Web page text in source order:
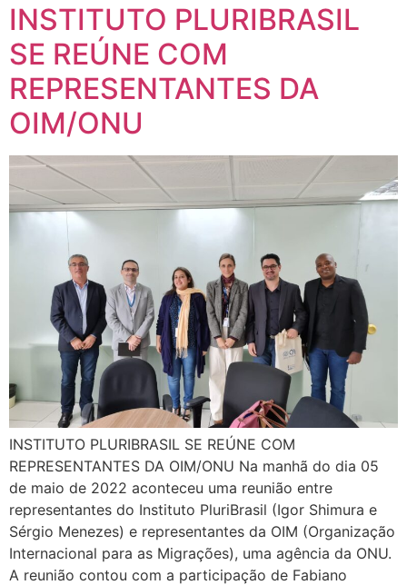
INSTITUTO PLURIBRASIL
SE REÚNE COM
REPRESENTANTES DA
OIM/ONU
INSTITUTO PLURIBRASIL SE REÚNE COM
REPRESENTANTES DA OIM/ONU Na manhã do dia 05
de maio de 2022 aconteceu uma reunião entre
representantes do Instituto PluriBrasil (Igor Shimura e
Sérgio Menezes) e representantes da OIM (Organização
Internacional para as Migrações), uma agência da ONU.
A reunião contou com a participação de Fabiano